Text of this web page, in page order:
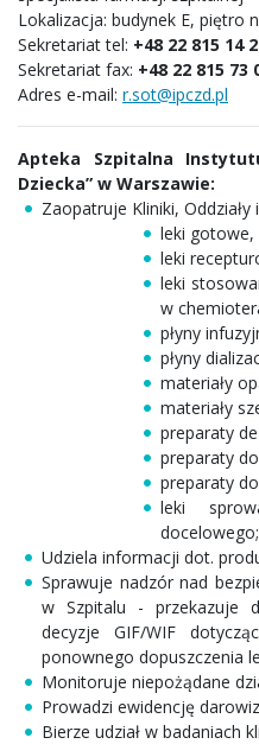
Lokalizacja: budynek E, piętro
Sekretariat tel: +48 22 815 14
Sekretariat fax: +48 22 815 73
Adres e-mail: r.sot@ipczd.pl
Apteka Szpitalna
Dziecka” w Warszawie:
Zaopatruje Kliniki,
leki gotowe,
leki
leki
w
płyny
płyny
materiały
materiały
preparaty
preparaty
preparaty
leki
docelowego;
Udziela informacji dot.
Sprawuje nadzór nad
w Szpitalu - przekazuje
decyzje GIF/WIF
ponownego dopuszczenia
Monitoruje niepożądane
Prowadzi ewidencję
Bierze udział w badaniach